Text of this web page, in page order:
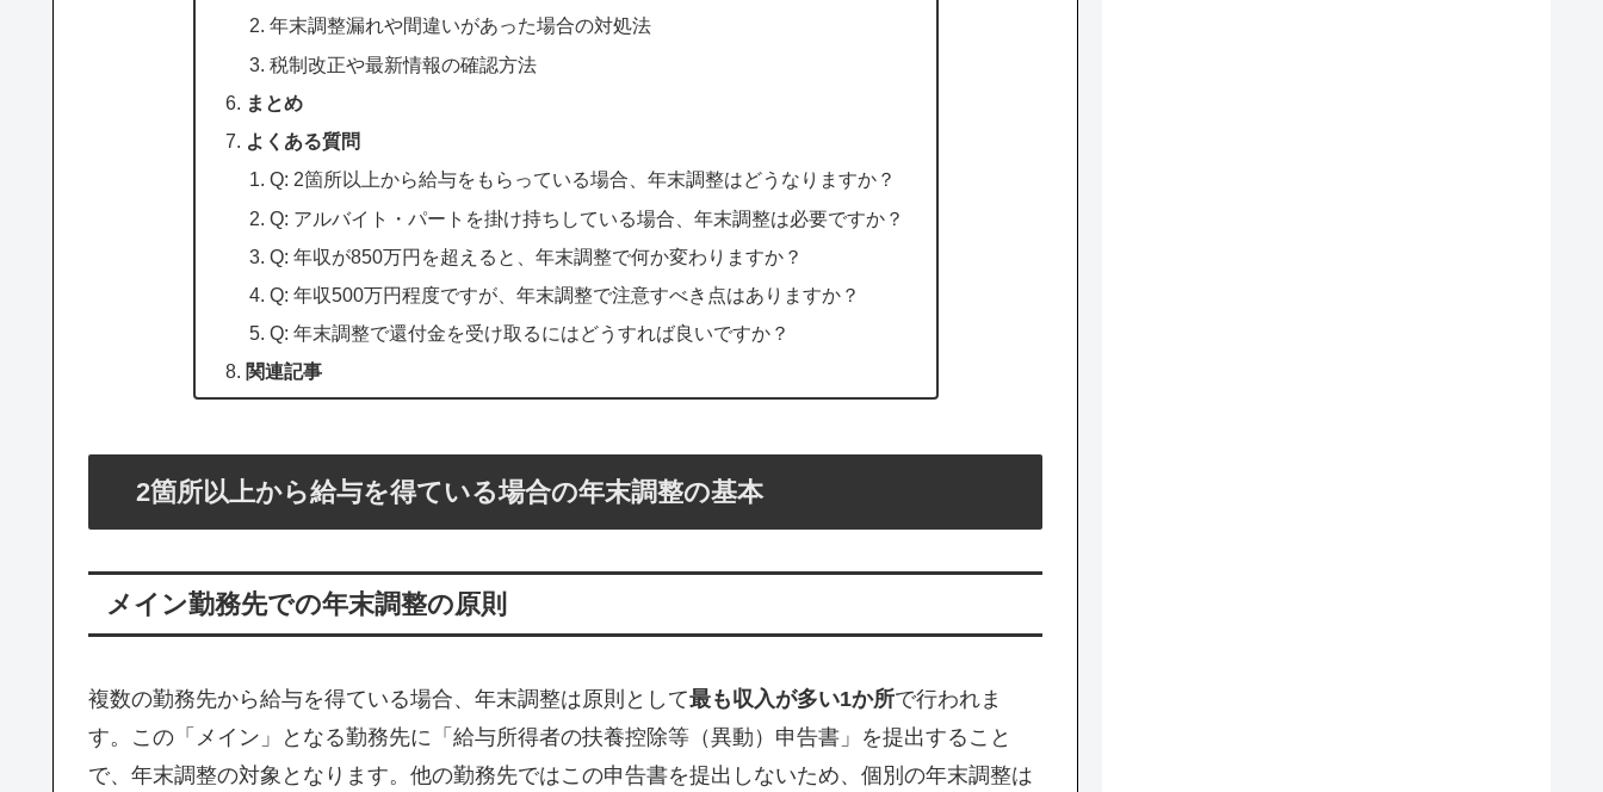
年末調整漏れや間違いがあった場合の対処法
税制改正や最新情報の確認方法
まとめ
よくある質問
Q: 2箇所以上から給与をもらっている場合、年末調整はどうなりますか？
Q: アルバイト・パートを掛け持ちしている場合、年末調整は必要ですか？
Q: 年収が850万円を超えると、年末調整で何か変わりますか？
Q: 年収500万円程度ですが、年末調整で注意すべき点はありますか？
Q: 年末調整で還付金を受け取るにはどうすれば良いですか？
関連記事
2箇所以上から給与を得ている場合の年末調整の基本
メイン勤務先での年末調整の原則
複数の勤務先から給与を得ている場合、年末調整は原則として最も収入が多い1か所で行われま
す。この「メイン」となる勤務先に「給与所得者の扶養控除等（異動）申告書」を提出すること
で、年末調整の対象となります。他の勤務先ではこの申告書を提出しないため、個別の年末調整は